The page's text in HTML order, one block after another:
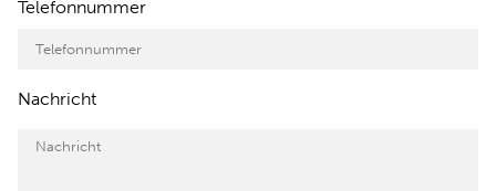
Telefonnummer
Nachricht